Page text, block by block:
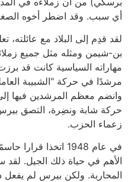
أي سبب. وقد اضطر أخوه
لقد قدِم إلى البلاد مع عائلته،
بن-شيمن ومثله مثل جميع
مهاراته السياسية كانت قد
مرشدًا في حركة "الشبيبة
وانضم معظم المرشدين فيها
حركة شابة ونضِرة، التصق
زعماء الحزب.
في عام 1948 اتخذا
الأهم في حياة ذلك الجيل. لقد
المحاربة. ولكن بيرس لم يفعل